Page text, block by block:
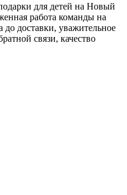
для детей на Новый
работа команды на
до доставки, уважительное
связи, качество